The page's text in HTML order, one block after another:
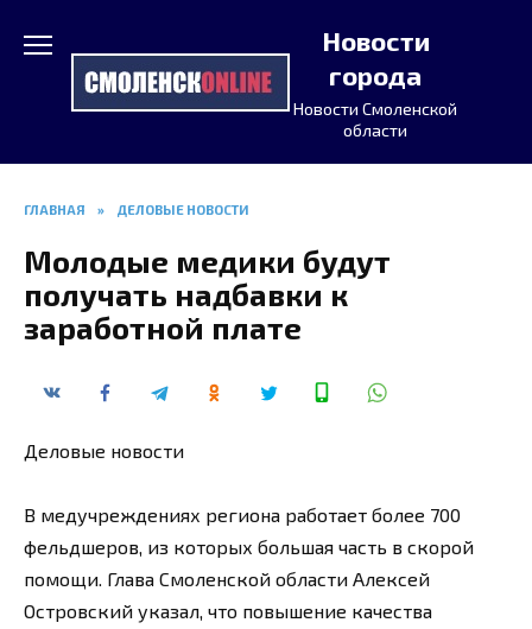
содержанию
Новости
города
Новости Смоленской
области
ГЛАВНАЯ » ДЕЛОВЫЕ НОВОСТИ
Молодые медики будут
получать надбавки к
заработной плате
Деловые новости
В медучреждениях региона работает более 700
фельдшеров, из которых большая часть в скорой
помощи. Глава Смоленской области Алексей
Островский указал, что повышение качества